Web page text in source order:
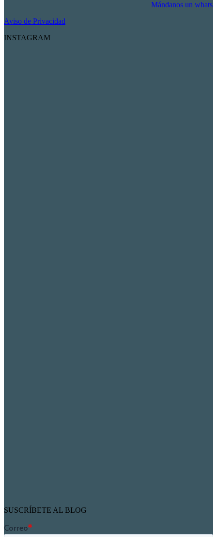
Mándanos un whats
Aviso de Privacidad
INSTAGRAM
SUSCRÍBETE AL BLOG